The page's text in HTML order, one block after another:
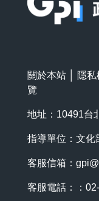
關於本站 隱
覽
地址：10491台
指導單位：文化
客服信箱：
客服電話：：